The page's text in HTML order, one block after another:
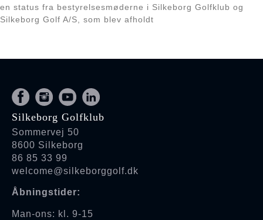
en status fra bestyrelsesmøderne i Silkeborg Golfklub og
Silkeborg Golf A/S, som blev afholdt
Silkeborg Golfklub
Sommervej 50
8600 Silkeborg
86 85 33 99
welcome@silkeborggolf.dk
Åbningstider:
Man-ons: kl. 9-15